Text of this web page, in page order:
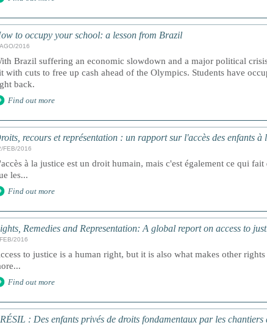
to occupy your school: a lesson from Brazil
2016
Brazil suffering an economic slowdown and a major political
with cuts to free up cash ahead of the Olympics. Students have
back.
Find out more
recours et représentation : un rapport sur l'accès des enfants à
FEB/2016
à la justice est un droit humain, mais c'est également ce qui
les...
Find out more
Remedies and Representation: A global report on access to
2016
to justice is a human right, but it is also what makes other
Find out more
: Des enfants privés de droits fondamentaux par les chantiers